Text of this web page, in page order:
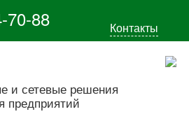
70-88 Контакты
и сетевые решения
предприятий